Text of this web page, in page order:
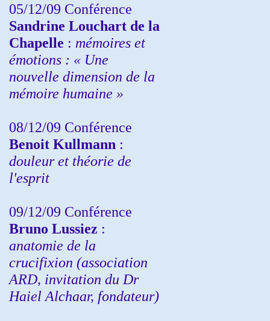
05/12/09 Conférence
Sandrine Louchart de la
Chapelle : mémoires et
émotions : « Une
nouvelle dimension de la
mémoire humaine »
08/12/09 Conférence
Benoit Kullmann :
douleur et théorie de
l'esprit
09/12/09 Conférence
Bruno Lussiez :
anatomie de la
crucifixion (association
ARD, invitation du Dr
Haiel Alchaar, fondateur)